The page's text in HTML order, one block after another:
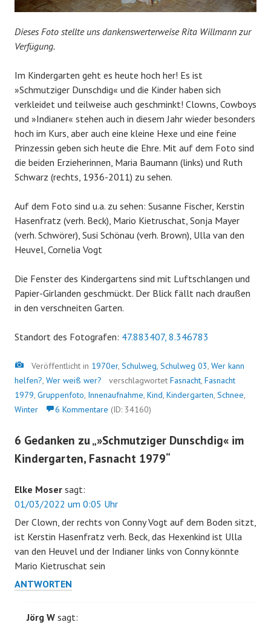
Dieses Foto stellte uns dankenswerterweise Rita Willmann zur
Verfügung.
Im Kindergarten geht es heute hoch her! Es ist
»Schmutziger Dunschdig« und die Kinder haben sich
verkleidet und teilweise auch geschminkt! Clowns, Cowboys
und »Indianer« stehen auch in diesem Jahr wieder besonders
hoch im Kurs, aber auch eine kleine Hexe und eine feine
Prinzessin geben sich heute die Ehre. Mit auf dem Foto sind
die beiden Erzieherinnen, Maria Baumann (links) und Ruth
Schwarz (rechts, 1936-2011) zu sehen.
Auf dem Foto sind u.a. zu sehen: Susanne Fischer, Kerstin
Hasenfratz (verh. Beck), Mario Kietruschat, Sonja Mayer
(verh. Schwörer), Susi Schönau (verh. Brown), Ulla van den
Heuvel, Cornelia Vogt
Die Fenster des Kindergartens sind mit Luftschlangen und
Papier-Girlanden geschmückt. Der Blick fällt nach draußen
in den verschneiten Garten.
Standort des Fotografen: 47.883407, 8.346783
Bild
Veröffentlicht in 1970er, Schulweg, Schulweg 03, Wer kann
helfen?, Wer weiß wer? verschlagwortet Fasnacht, Fasnacht
1979, Gruppenfoto, Innenaufnahme, Kind, Kindergarten, Schnee,
Winter
6 Kommentare (ID: 34160)
6 Gedanken zu „»Schmutziger Dunschdig« im
Kindergarten, Fasnacht 1979“
Elke Moser sagt:
01/03/2022 um 0:05 Uhr
Der Clown, der rechts von Conny Vogt auf dem Boden sitzt,
ist Kerstin Hasenfratz verh. Beck, das Hexenkind ist Ulla
van den Heuvel und der Indianer links von Conny könnte
Mario Kietruschat sein
ANTWORTEN
Jörg W sagt: